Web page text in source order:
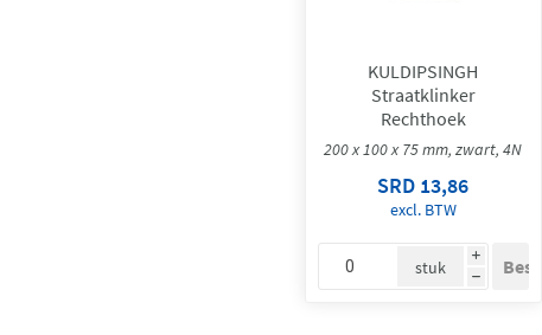
KULDIPSINGH
Straatklinker
Rechthoek
200 x 100 x 75 mm, zwart, 4N
SRD 13,86
excl. BTW
i
h
stuk